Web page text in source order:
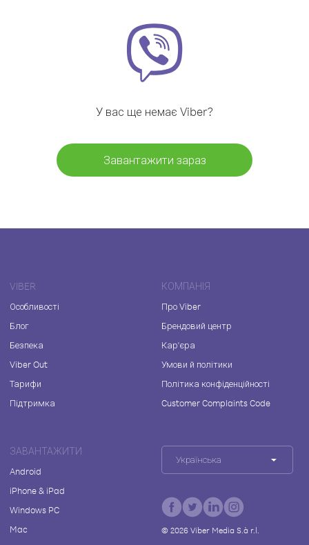
У вас ще немає Viber?
Завантажити зараз
VIBER
Особливості
Блог
Безпека
Viber Out
Тарифи
Підтримка
КОМПАНІЯ
Про Viber
Брендовий центр
Кар'єра
Умови й політики
Політика конфіденційності
Customer Complaints Code
ЗАВАНТАЖИТИ
Android
iPhone & iPad
Windows PC
Mac
Українська
© 2026Viber Media S.à r.l.